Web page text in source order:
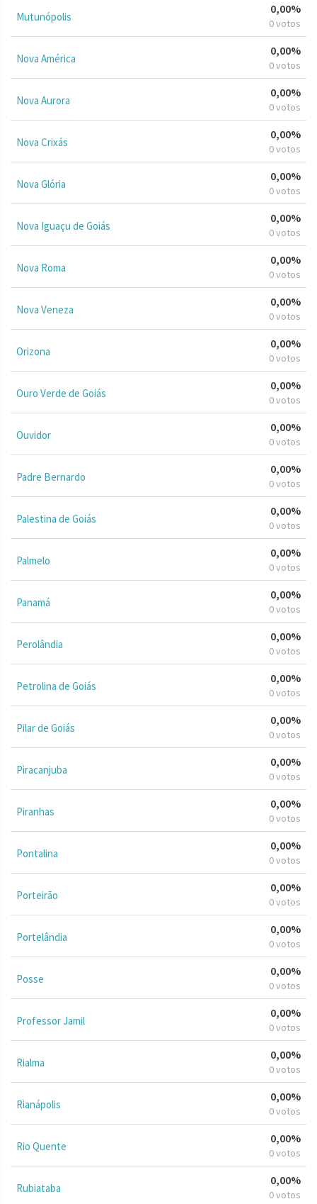
Mutunópolis
0,00%
0 votos
Nova América
0,00%
0 votos
Nova Aurora
0,00%
0 votos
Nova Crixás
0,00%
0 votos
Nova Glória
0,00%
0 votos
Nova Iguaçu de Goiás
0,00%
0 votos
Nova Roma
0,00%
0 votos
Nova Veneza
0,00%
0 votos
Orizona
0,00%
0 votos
Ouro Verde de Goiás
0,00%
0 votos
Ouvidor
0,00%
0 votos
Padre Bernardo
0,00%
0 votos
Palestina de Goiás
0,00%
0 votos
Palmelo
0,00%
0 votos
Panamá
0,00%
0 votos
Perolândia
0,00%
0 votos
Petrolina de Goiás
0,00%
0 votos
Pilar de Goiás
0,00%
0 votos
Piracanjuba
0,00%
0 votos
Piranhas
0,00%
0 votos
Pontalina
0,00%
0 votos
Porteirão
0,00%
0 votos
Portelândia
0,00%
0 votos
Posse
0,00%
0 votos
Professor Jamil
0,00%
0 votos
Rialma
0,00%
0 votos
Rianápolis
0,00%
0 votos
Rio Quente
0,00%
0 votos
Rubiataba
0,00%
0 votos